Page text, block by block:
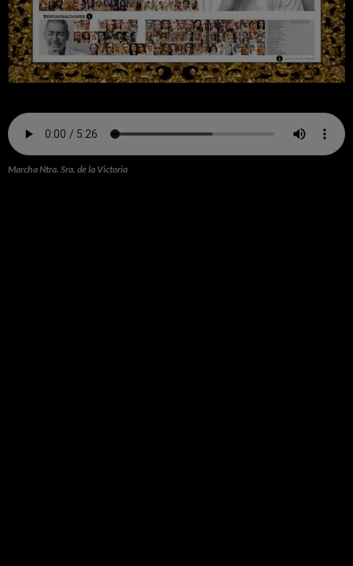
Marcha Ntra. Sra. de la Victoria